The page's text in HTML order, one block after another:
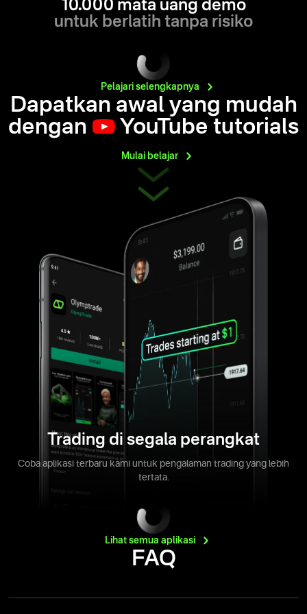
10.000 mata uang demo
untuk berlatih tanpa risiko
Pelajari selengkapnya
Dapatkan awal yang mudah
dengan
YouTube tutorials
Mulai belajar
Trading di segala perangkat
Coba aplikasi terbaru kami untuk pengalaman trading yang lebih
tertata.
Lihat semua aplikasi
FAQ